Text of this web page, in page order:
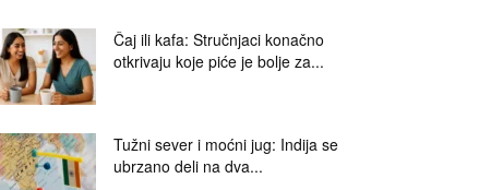
Čaj ili kafa: Stručnjaci konačno
otkrivaju koje piće je bolje za...
Tužni sever i moćni jug: Indija se
ubrzano deli na dva...